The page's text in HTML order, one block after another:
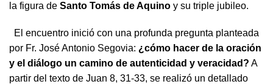
la figura de Santo Tomás de Aquino y su triple jubileo.
El encuentro inició con una profunda pregunta planteada
por Fr. José Antonio Segovia: ¿cómo hacer de la oración
y el diálogo un camino de autenticidad y veracidad? A
partir del texto de Juan 8, 31-33, se realizó un detallado